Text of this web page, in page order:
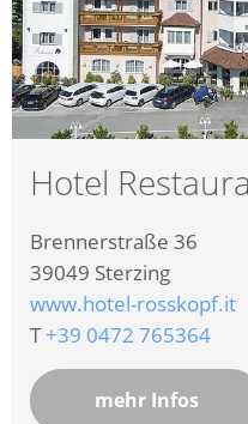
Hotel
Brennerstraße 36
39049 Sterzing
www.hotel-rosskopf.it
T+39 0472 765364
mehr Infos